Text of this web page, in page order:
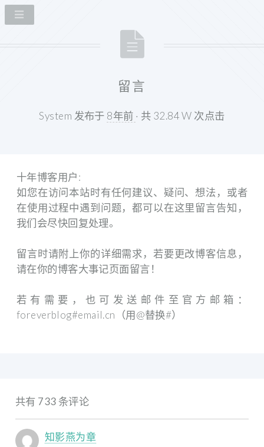
留言
System 发布于 8年前 · 共 32.84 W 次点击
十年博客用户:
如您在访问本站时有任何建议、疑问、想法，或者
在使用过程中遇到问题，都可以在这里留言告知，
我们会尽快回复处理。
留言时请附上你的详细需求，若要更改博客信息，
请在你的博客大事记页面留言！
若有需要，也可发送邮件至官方邮箱：
foreverblog#email.cn（用@替换#）
共有 733 条评论
知影燕为章